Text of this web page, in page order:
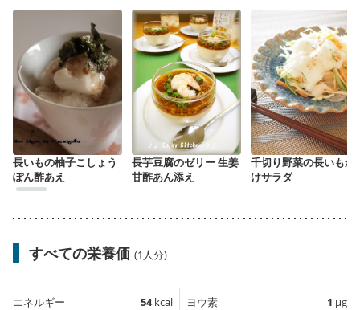
長いもの柚子こしょう
ぽん酢あえ
長芋豆腐のゼリー 生姜
甘酢あん添え
千切り野菜の長いもか
けサラダ
すべての栄養価 (1人分)
エネルギー 54kcal
ヨウ素 1 µg